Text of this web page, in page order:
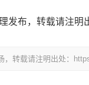
发布，转载请注明
转载请注明出处：